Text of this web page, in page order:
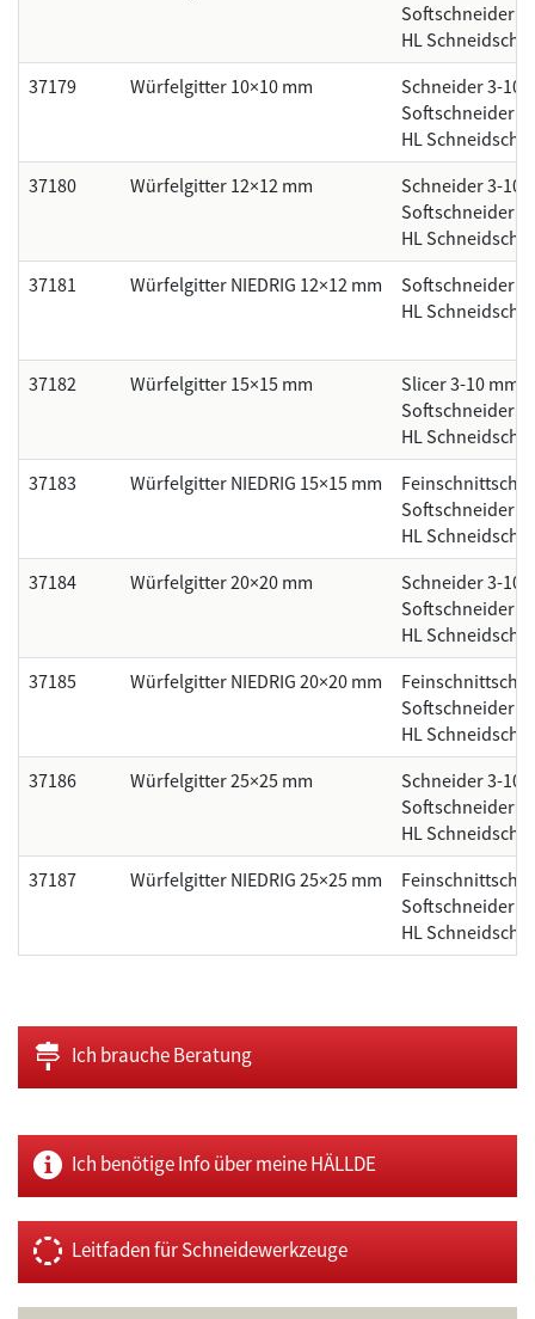
Softschneider 8
HL
37179
Würfelgitter 10×10 mm
Schneider 3-10
Softschneider 8
HL
37180
Würfelgitter 12×12 mm
Schneider 3-10
Softschneider
HL
37181
Würfelgitter NIEDRIG 12×12 mm
Softschneider
HL
37182 Würfelgitter 15×15 mm
Slicer 3-10 mm
Softschneider
HL
37183
Würfelgitter NIEDRIG 15×15 mm
Softschneider
HL
37184
Würfelgitter 20×20 mm
Schneider 3-
Softschneider
HL
37185
Würfelgitter NIEDRIG 20×20 mm
Softschneider
HL
37186
Würfelgitter 25×25 mm
Schneider 3-10
Softschneider
HL
37187
Würfelgitter NIEDRIG 25×25 mm
Softschneider
HL
Ich brauche Beratung
Ich benötige Info über meine HÄLLDE
Leitfaden für Schneidewerkzeuge